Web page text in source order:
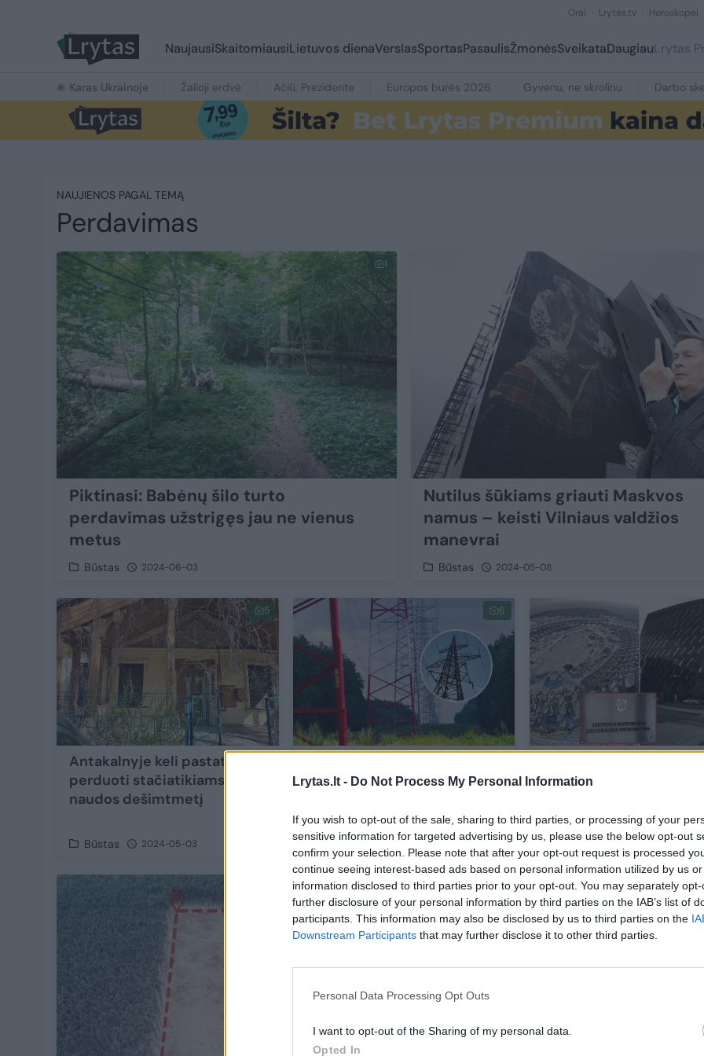
Lrytas.lt - Do Not Process My Personal Information
If you wish to opt-out of the sale, sharing to third parties, or processing of your
sensitive information for targeted advertising by us, please use the below opt-out
confirm your selection. Please note that after your opt-out request is processed
continue seeing interest-based ads based on personal information utilized by us
information disclosed to third parties prior to your opt-out. You may separately
further disclosure of your personal information by third parties on the IAB’s list of
participants. This information may also be disclosed by us to third parties on the
Downstream Participants that may further disclose it to other third parties.
Personal Data Processing Opt Outs
I want to opt-out of the Sharing of my personal data.
Opted In
Orai Lrytas.tv Horoskopai
NaujausiSkaitomiausiLietuvos dienaVerslasSportasPasaulisŽmonėsSveikataDaugiauLrytas
Karas Ukrainoje Žalioji erdvė Ačiū, Prezidente Europos burės 2026 Gyvenu, ne skrolinu Darbo
NAUJIENOS PAGAL TEMĄ
Perdavimas
1
Piktinasi: Babėnų šilo turto
perdavimas užstrigęs jau ne vienus
metus
Būstas 2024-06-03
Nutilus šūkiams griauti Maskvos
namus – keisti Vilniaus valdžios
manevrai
Būstas 2024-05-08
5
Antakalnyje keli pastatai
perduoti stačiatikiams –
naudos dešimtmetį
Būstas 2024-05-03
6
saugumui svarbių objektų
Būstas 2024-03-06
perduodant stadioną
viešųjų pirkimų
Būstas 2024-02-09
3